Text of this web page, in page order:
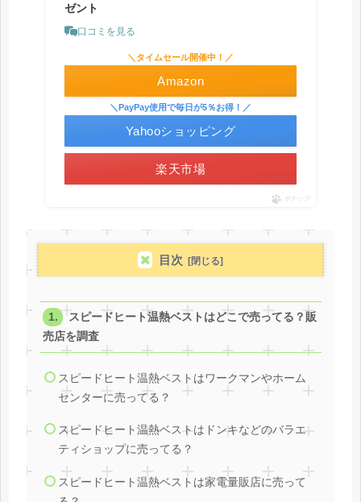
ゼント
口コミを見る
＼タイムセール開催中！／
Amazon
楽天市場
＼PayPay使用で毎日が5％お得！／
Yahooショッピング
ポチップ
目次
スピードヒート温熱ベストはどこで売ってる？販
売店を調査
スピードヒート温熱ベストはワークマンやホーム
センターに売ってる？
スピードヒート温熱ベストはドンキなどのバラエ
ティショップに売ってる？
スピードヒート温熱ベストは家電量販店に売って